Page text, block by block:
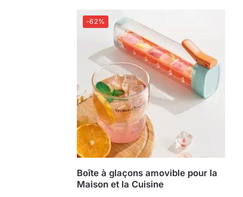
-62%
Boîte à glaçons amovible pour la
Maison et la Cuisine